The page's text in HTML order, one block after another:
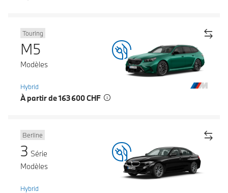
Touring
M5
Modèles
Hybrid
À partir de 163 600 CHF
Berline
3 Série
Modèles
Hybrid